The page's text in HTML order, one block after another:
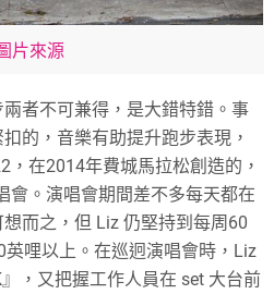
片來源
者不可兼得，是大錯特錯。事
的，音樂有助提升跑步表現，
，在2014年費城馬拉松創造的，
會。演唱會期間差不多每天都在
而之，但 Liz 仍堅持到每周60
哩以上。在巡迥演唱會時，Liz
，又把握工作人員在 set 大台前